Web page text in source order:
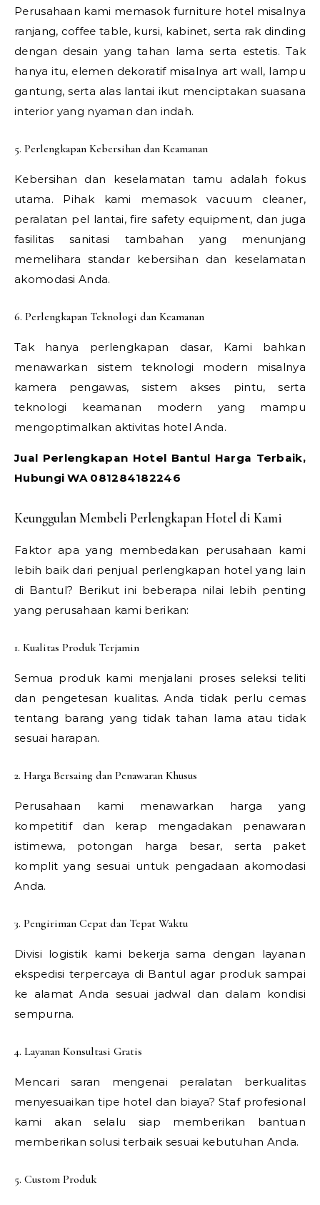
Perusahaan kami memasok furniture hotel misalnya
ranjang, coffee table, kursi, kabinet, serta rak dinding
dengan desain yang tahan lama serta estetis. Tak
hanya itu, elemen dekoratif misalnya art wall, lampu
gantung, serta alas lantai ikut menciptakan suasana
interior yang nyaman dan indah.
5. Perlengkapan Kebersihan dan Keamanan
Kebersihan dan keselamatan tamu adalah fokus
utama. Pihak kami memasok vacuum cleaner,
peralatan pel lantai, fire safety equipment, dan juga
fasilitas sanitasi tambahan yang menunjang
memelihara standar kebersihan dan keselamatan
akomodasi Anda.
6. Perlengkapan Teknologi dan Keamanan
Tak hanya perlengkapan dasar, Kami bahkan
menawarkan sistem teknologi modern misalnya
kamera pengawas, sistem akses pintu, serta
teknologi keamanan modern yang mampu
mengoptimalkan aktivitas hotel Anda.
Jual Perlengkapan Hotel Bantul Harga Terbaik,
Hubungi WA 081284182246
Keunggulan Membeli Perlengkapan Hotel di Kami
Faktor apa yang membedakan perusahaan kami
lebih baik dari penjual perlengkapan hotel yang lain
di Bantul? Berikut ini beberapa nilai lebih penting
yang perusahaan kami berikan:
1. Kualitas Produk Terjamin
Semua produk kami menjalani proses seleksi teliti
dan pengetesan kualitas. Anda tidak perlu cemas
tentang barang yang tidak tahan lama atau tidak
sesuai harapan.
2. Harga Bersaing dan Penawaran Khusus
Perusahaan kami menawarkan harga yang
kompetitif dan kerap mengadakan penawaran
istimewa, potongan harga besar, serta paket
komplit yang sesuai untuk pengadaan akomodasi
Anda.
3. Pengiriman Cepat dan Tepat Waktu
Divisi logistik kami bekerja sama dengan layanan
ekspedisi terpercaya di Bantul agar produk sampai
ke alamat Anda sesuai jadwal dan dalam kondisi
sempurna.
4. Layanan Konsultasi Gratis
Mencari saran mengenai peralatan berkualitas
menyesuaikan tipe hotel dan biaya? Staf profesional
kami akan selalu siap memberikan bantuan
memberikan solusi terbaik sesuai kebutuhan Anda.
5. Custom Produk